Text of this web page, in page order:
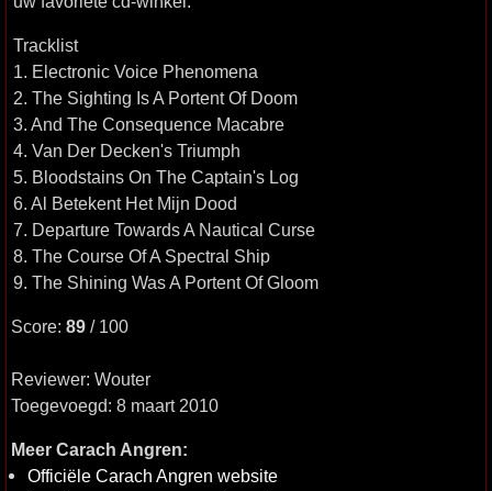
Tracklist
1. Electronic Voice Phenomena
2. The Sighting Is A Portent Of Doom
3. And The Consequence Macabre
4. Van Der Decken's Triumph
5. Bloodstains On The Captain's Log
6. Al Betekent Het Mijn Dood
7. Departure Towards A Nautical Curse
8. The Course Of A Spectral Ship
9. The Shining Was A Portent Of Gloom
Score: 89 / 100
Reviewer: Wouter
Toegevoegd: 8 maart 2010
Meer Carach Angren:
Officiële Carach Angren website